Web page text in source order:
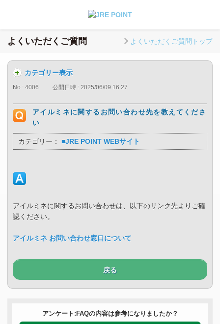
よくいただくご質問 よくいただくご質問トップ
カテゴリー表示
No : 4006 公開日時 : 2025/06/09 16:27
アイルミネに関するお問い合わせ先を教えてくださ
い
カテゴリー： ■JRE POINT WEBサイト
アイルミネに関するお問い合わせは、以下のリンク先よりご確
認ください。
アイルミネ お問い合わせ窓口について
戻る
アンケート:FAQの内容は参考になりましたか？